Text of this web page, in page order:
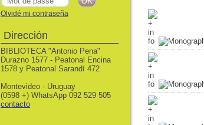
Olvidé mi contraseña
Dirección
BIBLIOTECA "Antonio Pena"
Durazno 1577 - Peatonal Encina
1578 y Peatonal Sarandí 472
Montevideo - Uruguay
(0598 +) WhatsApp 092 529 505
contacto